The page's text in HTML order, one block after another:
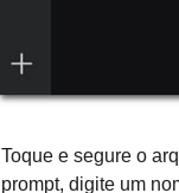
Toque e segure o
prompt, digite um